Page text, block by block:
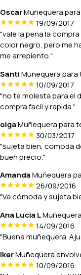
OscarMuñequera
19/09/2017
"vale la pena la
color negro, pero me
me arrepiento."
SantiMuñequera para
10/09/2017
"no te molesta para el
compra facil y rapida."
olgaMuñequera para
30/03/2017
"sujeta bien, comoda
buen precio."
AmandaMuñequera
26/09/2016
"Va cómoda y sujeta
Ana Lucia L
14/09/2016
"Buena muñequera.
IkerMuñequera
10/09/2016